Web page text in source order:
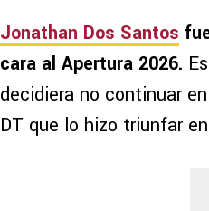
Jonathan Dos Santos
cara al Apertura 2026.
decidiera no continuar
DT que lo hizo triunfar